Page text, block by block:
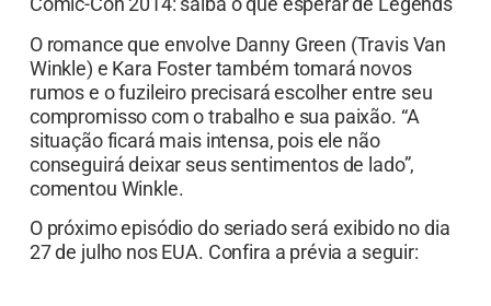
O romance que envolve Danny Green (Travis Van
Winkle) e Kara Foster também tomará novos
rumos e o fuzileiro precisará escolher entre seu
compromisso com o trabalho e sua paixão. “A
situação ficará mais intensa, pois ele não
conseguirá deixar seus sentimentos de lado”,
comentou Winkle.
O próximo episódio do seriado será exibido no dia
27 de julho nos EUA. Confira a prévia a seguir: